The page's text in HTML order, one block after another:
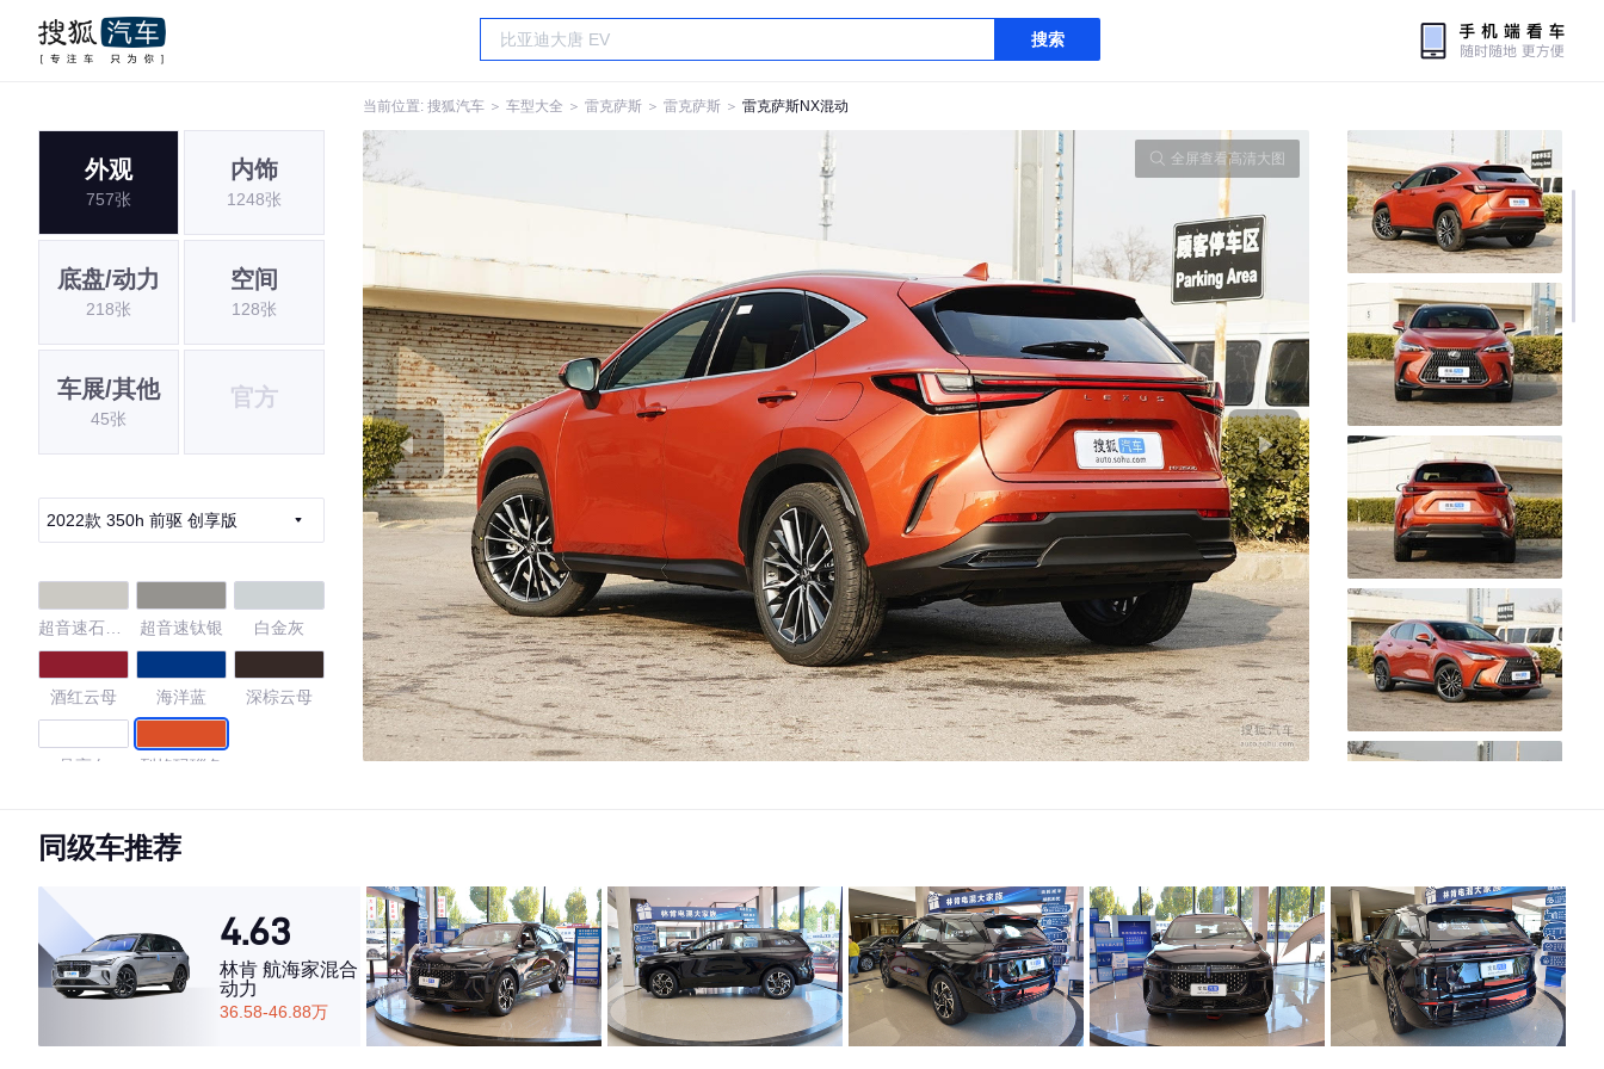
搜索
当前位置: 搜狐汽车 ＞ 车型大全 ＞ 雷克萨斯 ＞ 雷克萨斯 ＞ 雷克萨斯NX混动
外观
757张
内饰
1248张
底盘/动力
218张
空间
128张
车展/其他
45张
官方
2022款 350h 前驱 创享版
超音速石英
超音速钛银 白金灰
酒红云母 海洋蓝 深棕云母
晶亮白 烈焰玛瑙色
4.6
·外观表现较为优秀，优于81%同级车
·内饰表现较为优秀，优于54%同级车
·空间表现一般，低于90%同级车
全屏查看高清大图
同级车推荐
4.63
林肯 航海家混合
动力
36.58-46.88万